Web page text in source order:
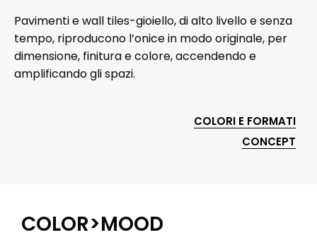
Pavimenti e wall tiles-gioiello, di alto livello e senza
tempo, riproducono l’onice in modo originale, per
dimensione, finitura e colore, accendendo e
amplificando gli spazi.
COLORI E FORMATI
CONCEPT
COLOR>MOOD